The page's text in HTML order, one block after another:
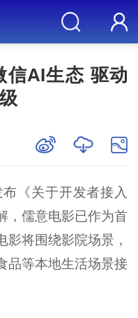
信AI生态 驱动
《关于开发者接入
，儒意电影已作为首
将围绕影院场景，
品等本地生活场景接